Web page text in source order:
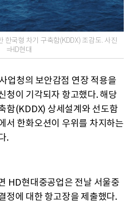
한국형 차기 구축함(KDDX) 조감도. 사진
=HD현대
업청의 보안감점 연장 적용을
청이 기각되자 항고했다. 해당
함(KDDX) 상세설계와 선도함
서 한화오션이 우위를 차지하는
.
HD현대중공업은 전날 서울중
정에 대한 항고장을 제출했다.